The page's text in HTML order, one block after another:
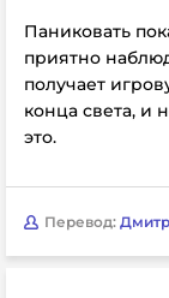
Паниковать
приятно
получает
конца света, и
это.
Перевод: